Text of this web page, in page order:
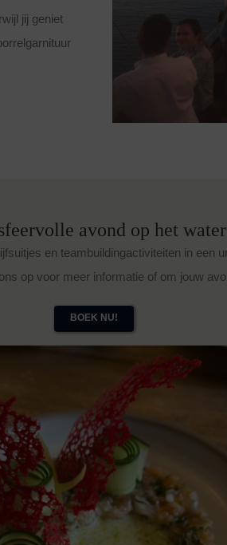
jij geniet
avond op het water
en teambuildingactiviteiten in een
op voor meer informatie of om jouw
BOEK NU!